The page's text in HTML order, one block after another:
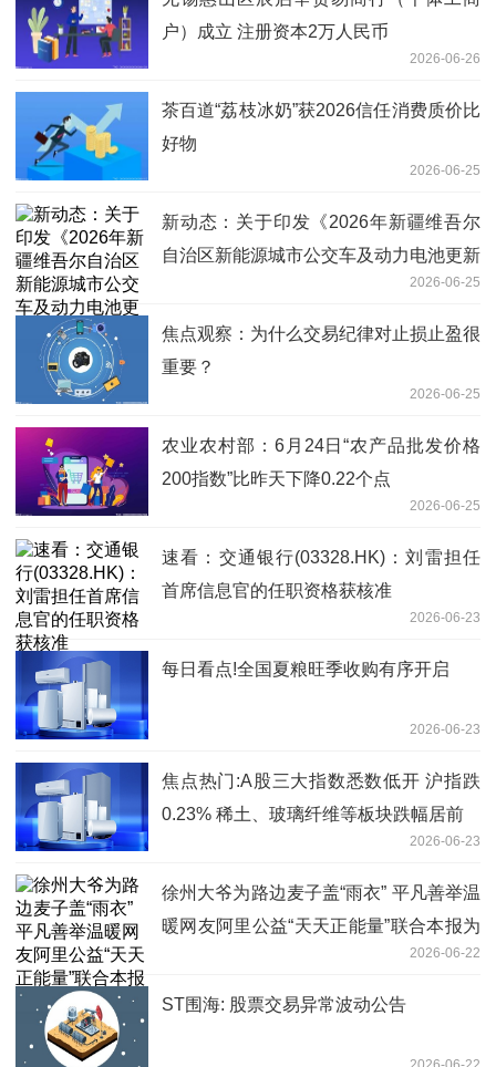
户）成立 注册资本2万人民币
2026-06-26
茶百道“荔枝冰奶”获2026信任消费质价比
好物
2026-06-25
新动态：关于印发《2026年新疆维吾尔
自治区新能源城市公交车及动力电池更新
补贴和资金管理实施细则》的通知2026-06-25
焦点观察：为什么交易纪律对止损止盈很
重要？
2026-06-25
农业农村部：6月24日“农产品批发价格
200指数”比昨天下降0.22个点
2026-06-25
速看：交通银行(03328.HK)：刘雷担任
首席信息官的任职资格获核准
2026-06-23
每日看点!全国夏粮旺季收购有序开启
2026-06-23
焦点热门:A股三大指数悉数低开 沪指跌
0.23% 稀土、玻璃纤维等板块跌幅居前
2026-06-23
徐州大爷为路边麦子盖“雨衣” 平凡善举温
暖网友阿里公益“天天正能量”联合本报为
2026-06-22
ST围海: 股票交易异常波动公告